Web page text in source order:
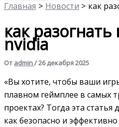
Главная Новости как
как
nvidia
От admin/26 декабря 2025
«Вы хотите‚ чтобы ваши
плавном геймплее в самых
проектах? Тогда эта статья
как безопасно и